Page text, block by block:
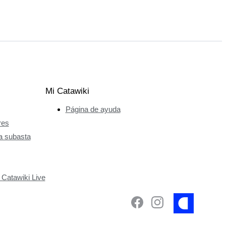
subasta
Live
Mi Catawiki
Página de ayuda